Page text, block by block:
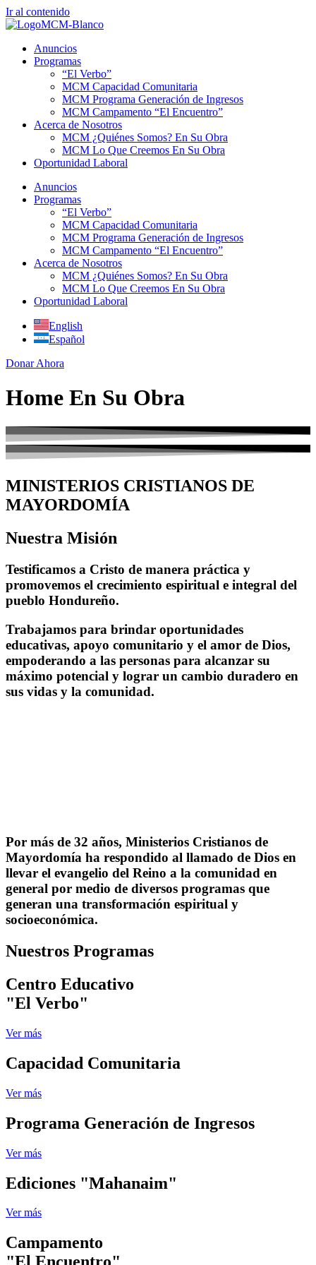
Ir al contenido
Anuncios
Programas
“El Verbo”
MCM Capacidad Comunitaria
MCM Programa Generación de Ingresos
MCM Campamento “El Encuentro”
Acerca de Nosotros
MCM ¿Quiénes Somos? En Su Obra
MCM Lo Que Creemos En Su Obra
Oportunidad Laboral
Anuncios
Programas
“El Verbo”
MCM Capacidad Comunitaria
MCM Programa Generación de Ingresos
MCM Campamento “El Encuentro”
Acerca de Nosotros
MCM ¿Quiénes Somos? En Su Obra
MCM Lo Que Creemos En Su Obra
Oportunidad Laboral
English
Español
Donar Ahora
Home En Su Obra
MINISTERIOS CRISTIANOS DE
MAYORDOMÍA
Nuestra Misión
Testificamos a Cristo de manera práctica y
promovemos el crecimiento espiritual e integral del
pueblo Hondureño.
Trabajamos para brindar oportunidades
educativas, apoyo comunitario y el amor de Dios,
empoderando a las personas para alcanzar su
máximo potencial y lograr un cambio duradero en
sus vidas y la comunidad.
Por más de 32 años, Ministerios Cristianos de
Mayordomía ha respondido al llamado de Dios en
llevar el evangelio del Reino a la comunidad en
general por medio de diversos programas que
generan una transformación espiritual y
socioeconómica.
Nuestros Programas
Centro Educativo
"El Verbo"
Ver más
Capacidad Comunitaria
Ver más
Programa Generación de Ingresos
Ver más
Ediciones "Mahanaim"
Ver más
Campamento